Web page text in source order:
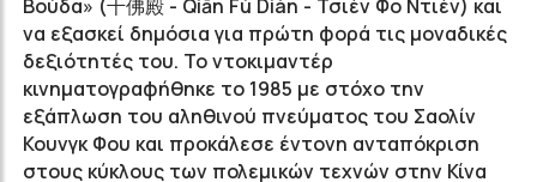
Βούδα» (千佛殿 - Qiān Fú Diàn - Τσιέν Φο Ντιέν) και
να εξασκεί δημόσια για πρώτη φορά τις μοναδικές
δεξιότητές του. Το ντοκιμαντέρ
κινηματογραφήθηκε το 1985 με στόχο την
εξάπλωση του αληθινού πνεύματος του Σαολίν
Κουνγκ Φου και προκάλεσε έντονη ανταπόκριση
στους κύκλους των πολεμικών τεχνών στην Κίνα